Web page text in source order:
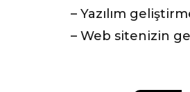
– Yazılım
– Web sitenizin